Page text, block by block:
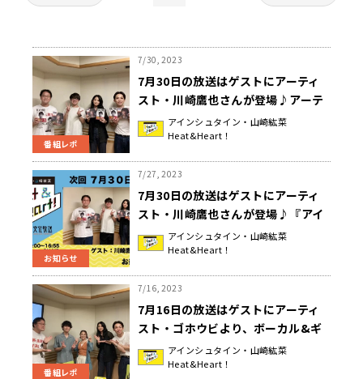
番組レポ
7/30, 2023
7月30日の放送はゲストにアーティ
スト・川崎鷹也さんが登場♪アーテ
ィスト仲間・優里さんとのプライベ
ートを暴露！『アインシュタイン・
アインシュタイン・山崎紘菜
Heat&Heart！
お知らせ
7/27, 2023
7月30日の放送はゲストにアーティ
スト・川崎鷹也さんが登場♪『アイ
ンシュタイン・山崎紘菜
Heat&Heart!』
アインシュタイン・山崎紘菜
Heat&Heart！
番組レポ
7/16, 2023
7月16日の放送はゲストにアーティ
スト・ゴホウビより、ボーカル&ギ
ターのcodyさんと、ボーカル&キー
ボードのスージーさんが登場！どこ
アインシュタイン・山崎紘菜
Heat&Heart！